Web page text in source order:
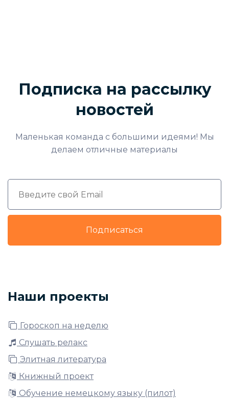
Подписка на рассылку
новостей
Маленькая команда с большими идеями! Мы
делаем отличные материалы
Подписаться
Наши проекты
Гороскоп на неделю
Слушать релакс
Элитная литература
Книжный проект
Обучение немецкому языку (пилот)